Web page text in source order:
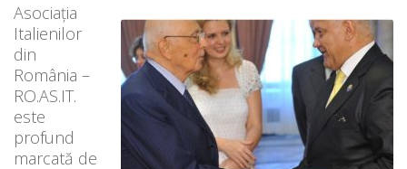
Asociația
Italienilor
din
România –
RO.AS.IT.
este
profund
marcată de